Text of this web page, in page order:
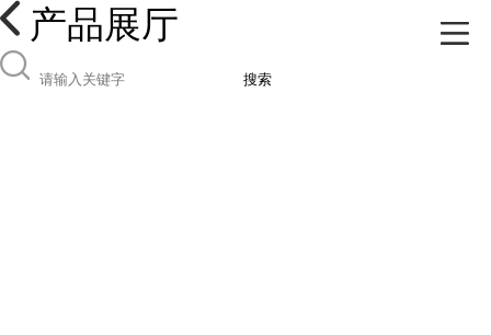
产品展厅
搜索